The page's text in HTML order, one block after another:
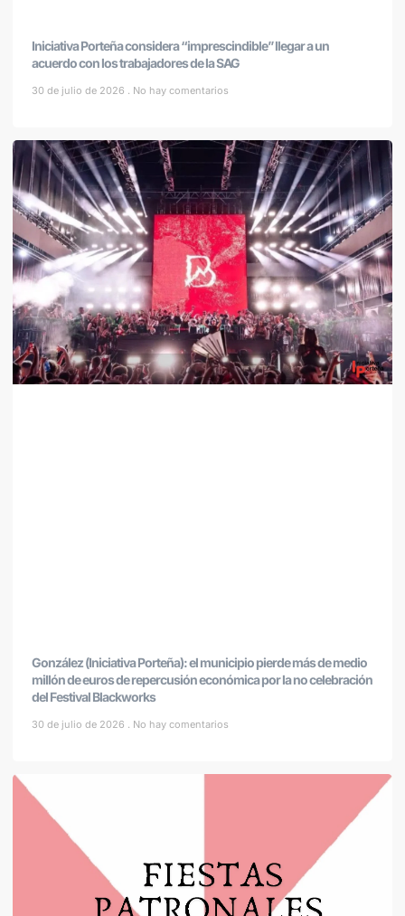
Iniciativa Porteña considera “imprescindible” llegar a un
acuerdo con los trabajadores de la SAG
30 de julio de 2026 No hay comentarios
González (Iniciativa Porteña): el municipio pierde más de medio
millón de euros de repercusión económica por la no celebración
del Festival Blackworks
30 de julio de 2026 No hay comentarios